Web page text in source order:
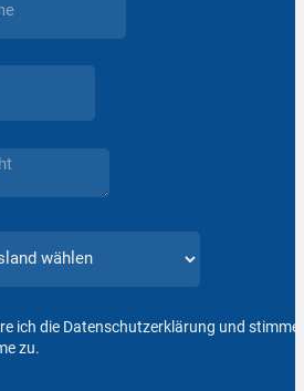
ich die Datenschutzerklärung und
zu.